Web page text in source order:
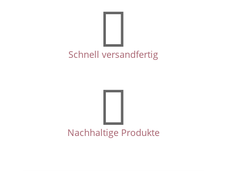

Schnell versandfertig

Nachhaltige Produkte